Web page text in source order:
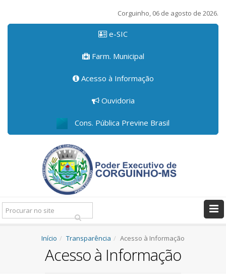
Corguinho, 06 de agosto de 2026.
e-SIC
Farm. Municipal
Acesso à Informação
Ouvidoria
Cons. Pública Previne Brasil
Pesquisar:
Início Transparência Acesso à Informação
Acesso à Informação